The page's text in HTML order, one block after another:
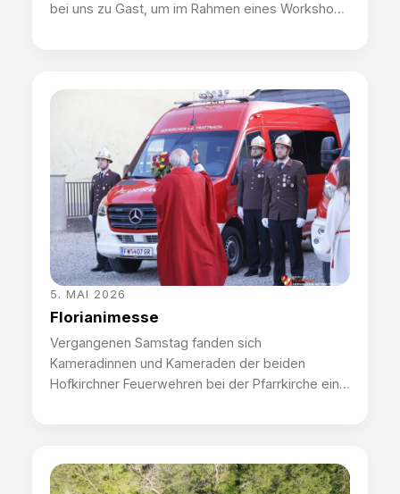
bei uns zu Gast, um im Rahmen eines Workshops
Geräten, gaben eine Fahrzeugtour und zeigten in
einem Stationsbetrieb alle Facetten des
Feuerwehrwesens. Eine tolle Möglichkeit, jungen
5. MAI 2026
Florianimesse
Vergangenen Samstag fanden sich
Kameradinnen und Kameraden der beiden
Hofkirchner Feuerwehren bei der Pfarrkirche ein,
vom Musikverein Hofkirchen, wurde feierlich in
die Kirche einmarschiert, wo uns bereits Diakon